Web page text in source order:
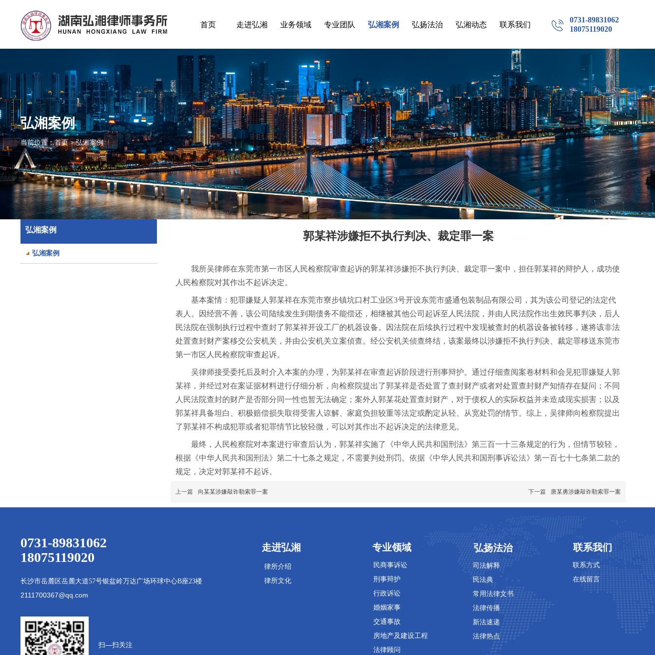
0731-89831062
18075119020
首页 走进弘湘 业务领域 专业团队 弘湘案例 弘扬法治 弘湘动态 联系我们
弘湘案例
当前位置：首页 > 弘湘案例
弘湘案例
弘湘案例
郭某祥涉嫌拒不执行判决、裁定罪一案
我所吴律师在东莞市第一市区人民检察院审查起诉的郭某祥涉嫌拒不执行判决、裁定罪一案中，担任郭某祥的辩护人，成功使
人民检察院对其作出不起诉决定。
基本案情：犯罪嫌疑人郭某祥在东莞市寮步镇坑口村工业区3号开设东莞市盛通包装制品有限公司，其为该公司登记的法定代
表人。因经营不善，该公司陆续发生到期债务不能偿还，相继被其他公司起诉至人民法院，并由人民法院作出生效民事判决，后人
民法院在强制执行过程中查封了郭某祥开设工厂的机器设备。因法院在后续执行过程中发现被查封的机器设备被转移，遂将该非法
处置查封财产案移交公安机关，并由公安机关立案侦查。经公安机关侦查终结，该案最终以涉嫌拒不执行判决、裁定罪移送东莞市
第一市区人民检察院审查起诉。
吴律师接受委托后及时介入本案的办理，为郭某祥在审查起诉阶段进行刑事辩护。通过仔细查阅案卷材料和会见犯罪嫌疑人郭
某祥，并经过对在案证据材料进行仔细分析，向检察院提出了郭某祥是否处置了查封财产或者对处置查封财产知情存在疑问；不同
人民法院查封的财产是否部分同一性也暂无法确定；案外人郭某花处置查封财产，对于债权人的实际权益并未造成现实损害；以及
郭某祥具备坦白、积极赔偿损失取得受害人谅解、家庭负担较重等法定或酌定从轻、从宽处罚的情节。综上，吴律师向检察院提出
了郭某祥不构成犯罪或者犯罪情节比较轻微，可以对其作出不起诉决定的法律意见。
最终，人民检察院对本案进行审查后认为，郭某祥实施了《中华人民共和国刑法》第三百一十三条规定的行为，但情节较轻，
根据《中华人民共和国刑法》第二十七条之规定，不需要判处刑罚。依据《中华人民共和国刑事诉讼法》第一百七十七条第二款的
规定，决定对郭某祥不起诉。
上一篇 向某某涉嫌敲诈勒索罪一案 下一篇 唐某勇涉嫌敲诈勒索罪一案
律所介绍
律所文化
专业领域
走进弘湘
民商事诉讼
刑事辩护
行政诉讼
婚姻家事
交通事故
房地产及建设工程
法律顾问
专业领域
专业领域
司法解释
民法典
常用法律文书
法律传播
新法速递
法律热点
专业领域
弘扬法治
联系方式
在线留言
专业领域
联系我们
长沙市岳麓区岳麓大道57号银盆岭万达广场环球中心B座23楼
2111700367@qq.com
0731-89831062
18075119020
扫—扫关注